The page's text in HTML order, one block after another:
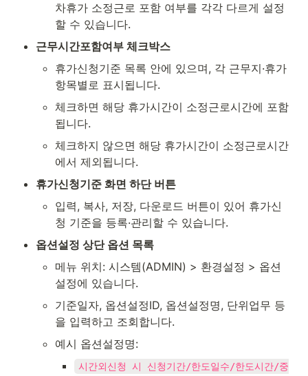
차휴가 소정근로 포함 여부를 각각 다르게 설정
할 수 있습니다.
근무시간포함여부 체크박스
휴가신청기준 목록 안에 있으며, 각 근무지·휴가
항목별로 표시됩니다.
체크하면 해당 휴가시간이 소정근로시간에 포함
됩니다.
체크하지 않으면 해당 휴가시간이 소정근로시간
에서 제외됩니다.
휴가신청기준 화면 하단 버튼
입력, 복사, 저장, 다운로드 버튼이 있어 휴가신
청 기준을 등록·관리할 수 있습니다.
옵션설정 상단 옵션 목록
메뉴 위치: 시스템(ADMIN) > 환경설정 > 옵션
설정에 있습니다.
기준일자, 옵션설정ID, 옵션설정명, 단위업무 등
을 입력하고 조회합니다.
예시 옵션설정명:
시간외신청 시 신청기간/한도일수/한도시간/중